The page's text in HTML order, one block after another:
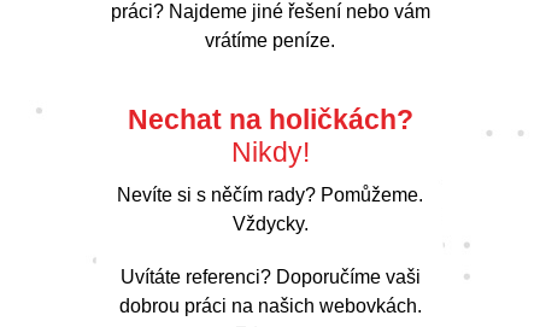
práci? Najdeme jiné řešení nebo vám
vrátíme peníze.
Nechat na holičkách?
Nikdy!
Nevíte si s něčím rady? Pomůžeme.
Vždycky.
Uvítáte referenci? Doporučíme vaši
dobrou práci na našich webovkách.